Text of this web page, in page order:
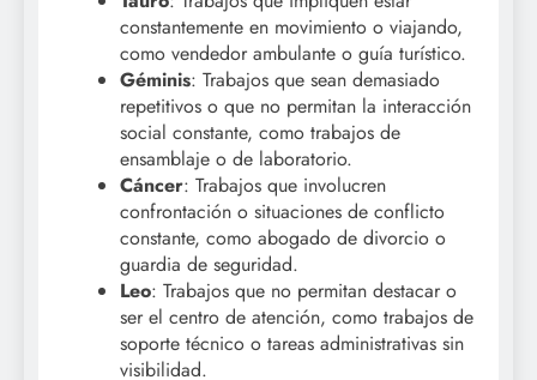
constantemente en movimiento o viajando,
como vendedor ambulante o guía turístico.
Géminis: Trabajos que sean demasiado
repetitivos o que no permitan la interacción
social constante, como trabajos de
ensamblaje o de laboratorio.
Cáncer: Trabajos que involucren
confrontación o situaciones de conflicto
constante, como abogado de divorcio o
guardia de seguridad.
Leo: Trabajos que no permitan destacar o
ser el centro de atención, como trabajos de
soporte técnico o tareas administrativas sin
visibilidad.